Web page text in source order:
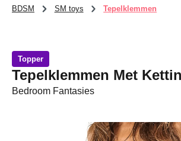
BDSM SM toys Tepelklemmen
Topper
Tepelklemmen Met
Bedroom Fantasies
Afbeeldingengalerij overslaan